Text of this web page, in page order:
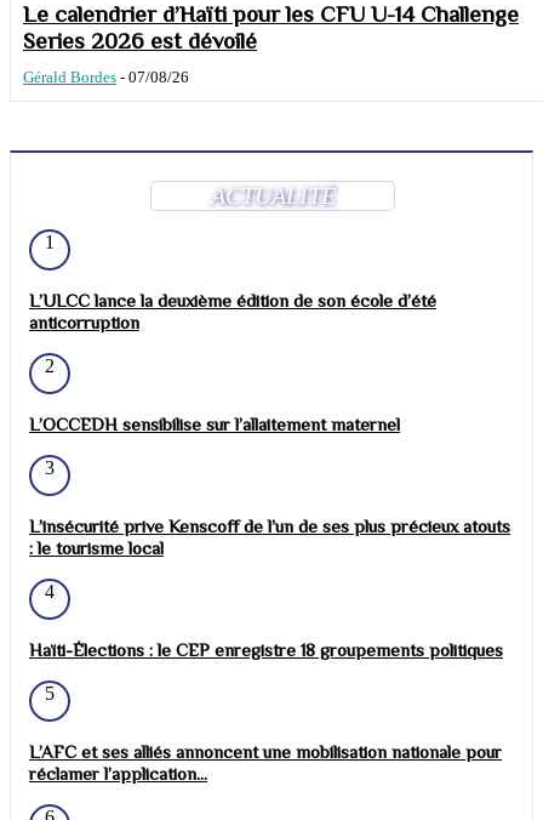
Le calendrier d’Haïti pour les CFU U-14 Challenge
Series 2026 est dévoilé
Gérald Bordes - 07/08/26
ACTUALITÉ
1
L’ULCC lance la deuxième édition de son école d’été
anticorruption
2
L’OCCEDH sensibilise sur l’allaitement maternel
3
L’insécurité prive Kenscoff de l’un de ses plus précieux atouts
: le tourisme local
4
Haïti-Élections : le CEP enregistre 18 groupements politiques
5
L’AFC et ses alliés annoncent une mobilisation nationale pour
réclamer l’application...